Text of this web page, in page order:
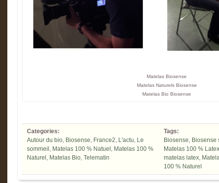
Matelas Biosense
Matelas Naturels Biosense
Matelas Bio Biosense
Categories:
Autour du bio Biosense France2 L'actu Le
sommeil Matelas 100 % Natuel Matelas 100 %
Naturel Matelas Bio Telematin
Tags:
Biosense Biosense
Matelas 100 %
matelas latex
100 % Naturel